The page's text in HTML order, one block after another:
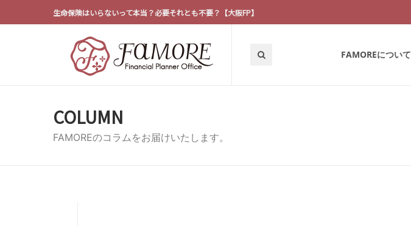
生命保険はいらないって本当？必要それとも不要？【大阪FP】
FAMOREについて
COLUMN
FAMOREのコラムをお届けいたします。